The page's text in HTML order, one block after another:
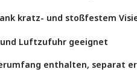
kratz- und stoßfestem
Luftzufuhr geeignet
enthalten, separat